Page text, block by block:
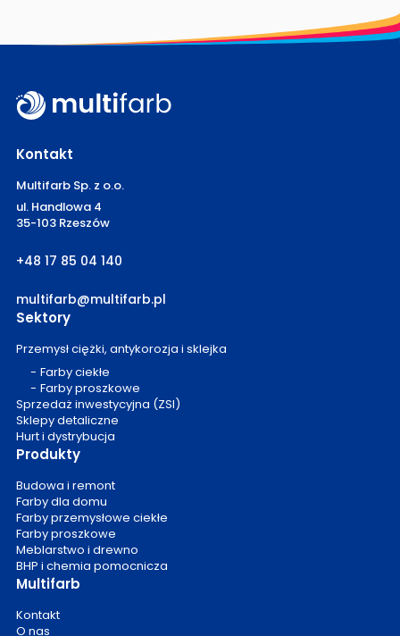
Kontakt
Multifarb Sp. z o.o.
ul. Handlowa 4
35-103 Rzeszów
+48 17 85 04 140
multifarb@multifarb.pl
Sektory
Przemysł ciężki, antykorozja i sklejka
Farby ciekłe
Farby proszkowe
Sprzedaż inwestycyjna (ZSI)
Sklepy detaliczne
Hurt i dystrybucja
Produkty
Budowa i remont
Farby dla domu
Farby przemysłowe ciekłe
Farby proszkowe
Meblarstwo i drewno
BHP i chemia pomocnicza
Multifarb
Kontakt
O nas